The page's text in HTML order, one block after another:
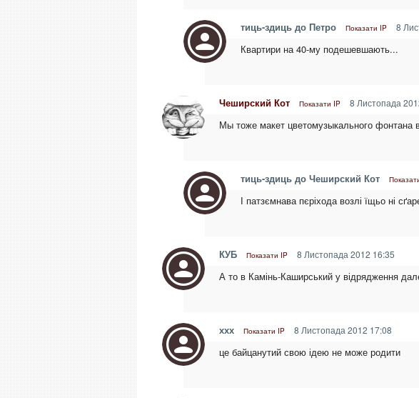
тиць-здиць до Петро Показати IP 8
Квартири на 40-му подешевшають...
Чеширский Кот Показати IP 8 Листопада
Мы тоже макет цветомузыкального фонтана
тиць-здиць до Чеширский Кот
І патзємнава пєріхода возлі їщьо ні
КУБ Показати IP 8 Листопада 2012 16:35
А то в Камінь-Каширський у відрядження
ххх Показати IP 8 Листопада 2012 17:08
це байцанутий свою ідею не може родити